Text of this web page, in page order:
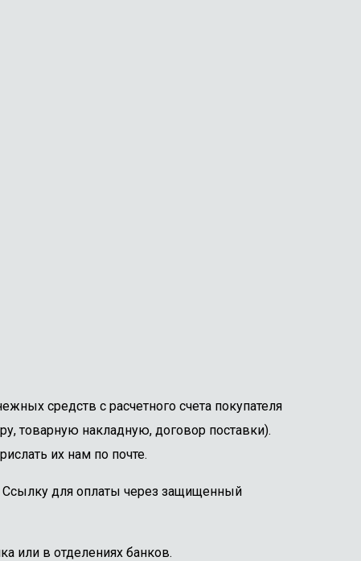
средств с расчетного счета покупателя
товарную накладную, договор поставки).
их нам по почте.
Ссылку для оплаты через защищенный
или в отделениях банков.